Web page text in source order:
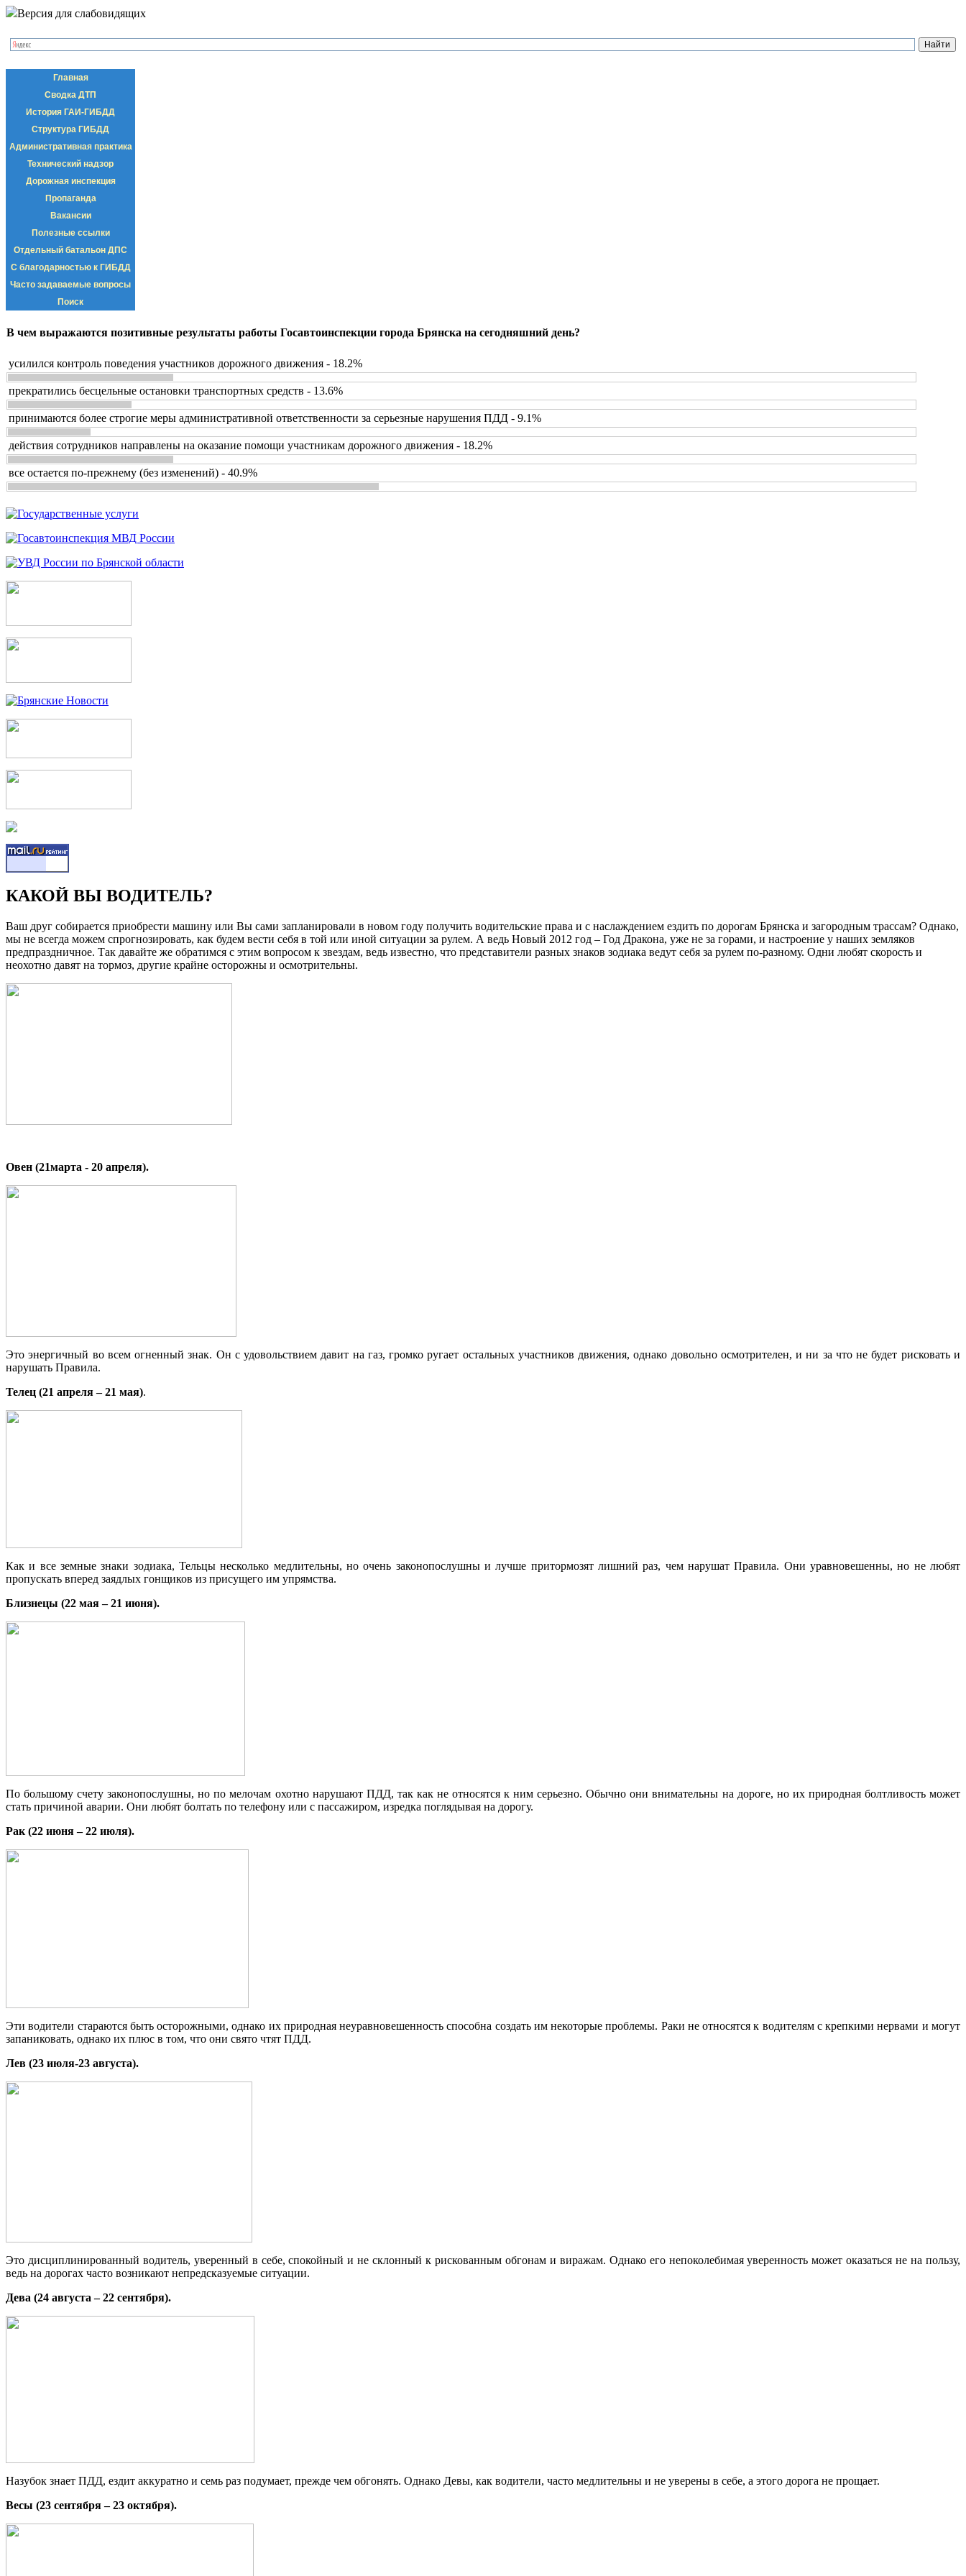
Версия для слабовидящих
Главная
Сводка ДТП
История ГАИ-ГИБДД
Структура ГИБДД
Административная практика
Технический надзор
Дорожная инспекция
Пропаганда
Вакансии
Полезные ссылки
Отдельный батальон ДПС
С благодарностью к ГИБДД
Часто задаваемые вопросы
Поиск
В чем выражаются позитивные результаты работы Госавтоинспекции города Брянска на сегодняшний день?
усилился контроль поведения участников дорожного движения - 18.2%
прекратились бесцельные остановки транспортных средств - 13.6%
принимаются более строгие меры административной ответственности за серьезные нарушения ПДД - 9.1%
действия сотрудников направлены на оказание помощи участникам дорожного движения - 18.2%
все остается по-прежнему (без изменений) - 40.9%
КАКОЙ ВЫ ВОДИТЕЛЬ?
Ваш друг собирается приобрести машину или Вы сами запланировали в новом году получить водительские права и с наслаждением ездить по дорогам Брянска и загородным трассам? Однако,
мы не всегда можем спрогнозировать, как будем вести себя в той или иной ситуации за рулем. А ведь Новый 2012 год – Год Дракона, уже не за горами, и настроение у наших земляков
предпраздничное. Так давайте же обратимся с этим вопросом к звездам, ведь известно, что представители разных знаков зодиака ведут себя за рулем по-разному. Одни любят скорость и
неохотно давят на тормоз, другие крайне осторожны и осмотрительны.
Овен (21марта - 20 апреля).
Это энергичный во всем огненный знак. Он с удовольствием давит на газ, громко ругает остальных участников движения, однако довольно осмотрителен, и ни за что не будет рисковать и
нарушать Правила.
Телец (21 апреля – 21 мая).
Как и все земные знаки зодиака, Тельцы несколько медлительны, но очень законопослушны и лучше притормозят лишний раз, чем нарушат Правила. Они уравновешенны, но не любят
пропускать вперед заядлых гонщиков из присущего им упрямства.
Близнецы (22 мая – 21 июня).
По большому счету законопослушны, но по мелочам охотно нарушают ПДД, так как не относятся к ним серьезно. Обычно они внимательны на дороге, но их природная болтливость может
стать причиной аварии. Они любят болтать по телефону или с пассажиром, изредка поглядывая на дорогу.
Рак (22 июня – 22 июля).
Эти водители стараются быть осторожными, однако их природная неуравновешенность способна создать им некоторые проблемы. Раки не относятся к водителям с крепкими нервами и могут
запаниковать, однако их плюс в том, что они свято чтят ПДД.
Лев (23 июля-23 августа).
Это дисциплинированный водитель, уверенный в себе, спокойный и не склонный к рискованным обгонам и виражам. Однако его непоколебимая уверенность может оказаться не на пользу,
ведь на дорогах часто возникают непредсказуемые ситуации.
Дева (24 августа – 22 сентября).
Назубок знает ПДД, ездит аккуратно и семь раз подумает, прежде чем обгонять. Однако Девы, как водители, часто медлительны и не уверены в себе, а этого дорога не прощает.
Весы (23 сентября – 23 октября).